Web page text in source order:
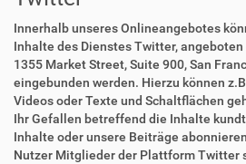
Innerhalb unseres Onlineangebotes
Inhalte des Dienstes Twitter,
1355 Market Street, Suite 900, San
eingebunden werden. Hierzu können
Videos oder Texte und Schaltflächen
Ihr Gefallen betreffend die Inhalte
Inhalte oder unsere Beiträge
Nutzer Mitglieder der Plattform Twitter